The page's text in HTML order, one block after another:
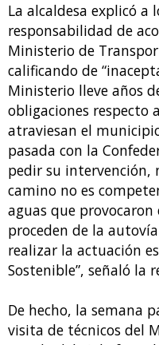
La alcaldesa explicó a
responsabilidad de
Ministerio de
calificando de
Ministerio lleve años
obligaciones respecto
atraviesan el
pasada con la
pedir su intervención,
camino no es
aguas que
proceden de la
realizar la actuación
Sostenible”, señaló la
De hecho, la semana
visita de técnicos del